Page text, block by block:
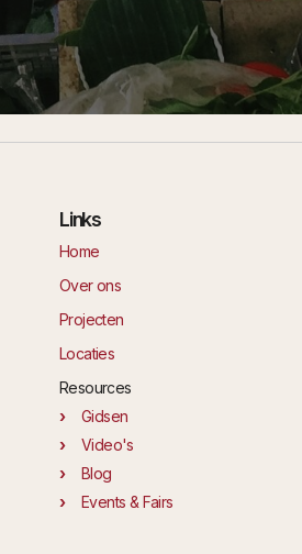
Links
Home
Over ons
Projecten
Locaties
Resources
Gidsen
Video's
Blog
Events & Fairs